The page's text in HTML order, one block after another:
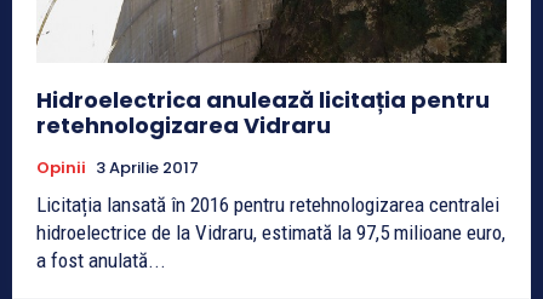
Hidroelectrica anulează licitația pentru
retehnologizarea Vidraru
Opinii 3 Aprilie 2017
Licitația lansată în 2016 pentru retehnologizarea centralei
hidroelectrice de la Vidraru, estimată la 97,5 milioane euro,
a fost anulată...